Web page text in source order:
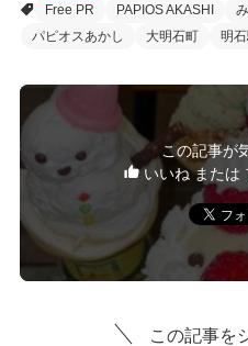
Free PR
PAPIOS AKASHI
パピオスあかし
大明石町 明
この記事が
いいね または
この記事を